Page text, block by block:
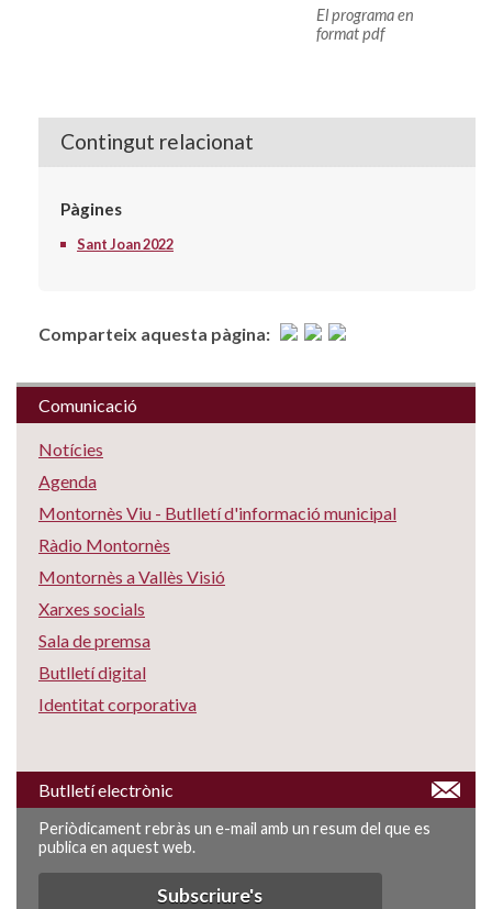
El programa en
format pdf
Contingut relacionat
Pàgines
Sant Joan 2022
Comparteix aquesta pàgina:
Comunicació
Notícies
Agenda
Montornès Viu - Butlletí d'informació municipal
Ràdio Montornès
Montornès a Vallès Visió
Xarxes socials
Sala de premsa
Butlletí digital
Identitat corporativa
Butlletí electrònic
Periòdicament rebràs un e-mail amb un resum del que es
publica en aquest web.
Subscriure's